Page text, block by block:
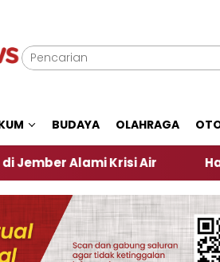
BUDAYA OLAHRAGA
Alami Krisi Air Harga